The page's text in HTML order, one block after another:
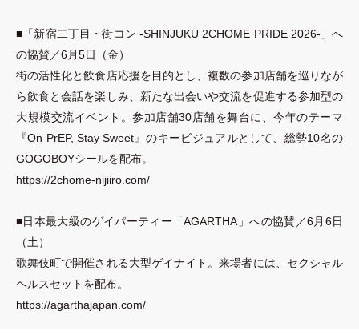
■ 「新宿二丁目 ・街コン -SHINJUKU 2CHOME PRIDE 2026- 」へ
の協賛／6月5日
（金）
街の活性化と飲食店応援を目的とし、複数の参加店舗を巡りなが
ら飲食と会話を楽しみ、新たな出会いや交流を促進する参加型の
大規模交流イベント。参加店舗30店舗を舞台に、今年のテーマ
『On PrEP, Stay Sweet』のキービジュアルとして、総勢10名の
GOGOBOYシールを配布。
https://2chome-nijiiro.com/
■日本最大級のゲイパーティー 「AGARTHA 」への協賛／6月6日
（土）
歌舞伎町で開催される大型ゲイナイト。来場者には、セクシャル
ヘルスセットを配布。
https://agarthajapan.com/